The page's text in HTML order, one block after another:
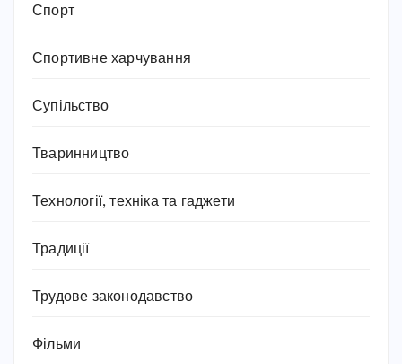
Спорт
Спортивне харчування
Супільство
Тваринництво
Технології, техніка та гаджети
Традиції
Трудове законодавство
Фільми